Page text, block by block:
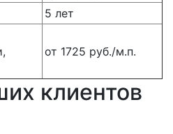
5 лет
от 1725 руб./м.п.
клиентов